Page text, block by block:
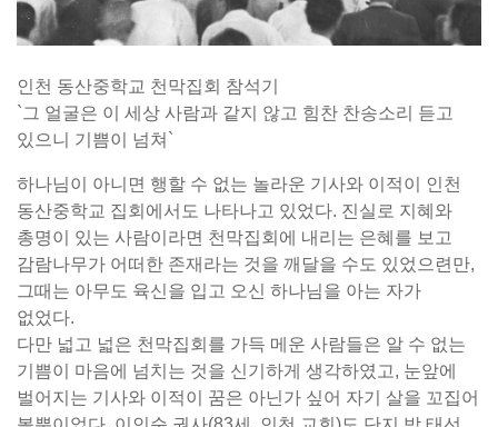
인천 동산중학교 천막집회 참석기
`그 얼굴은 이 세상 사람과 같지 않고 힘찬 찬송소리 듣고
있으니 기쁨이 넘쳐`
하나님이 아니면 행할 수 없는 놀라운 기사와 이적이 인천
동산중학교 집회에서도 나타나고 있었다. 진실로 지혜와
총명이 있는 사람이라면 천막집회에 내리는 은혜를 보고
감람나무가 어떠한 존재라는 것을 깨달을 수도 있었으련만,
그때는 아무도 육신을 입고 오신 하나님을 아는 자가
없었다.
다만 넓고 넓은 천막집회를 가득 메운 사람들은 알 수 없는
기쁨이 마음에 넘치는 것을 신기하게 생각하였고, 눈앞에
벌어지는 기사와 이적이 꿈은 아닌가 싶어 자기 살을 꼬집어